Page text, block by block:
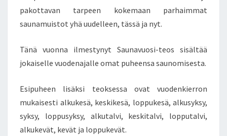
.
J
T
A
A
S
S
pakottavan tarpeen kokemaan parhaimmat
saunamuistot yhä uudelleen, tässä ja nyt.
Tänä vuonna ilmestynyt Saunavuosi-teos sisältää
jokaiselle vuodenajalle omat puheensa saunomisesta.
Esipuheen lisäksi teoksessa ovat vuodenkierron
mukaisesti alkukesä, keskikesä, loppukesä, alkusyksy,
syksy, loppusyksy, alkutalvi, keskitalvi, lopputalvi,
alkukevät, kevät ja loppukevät.